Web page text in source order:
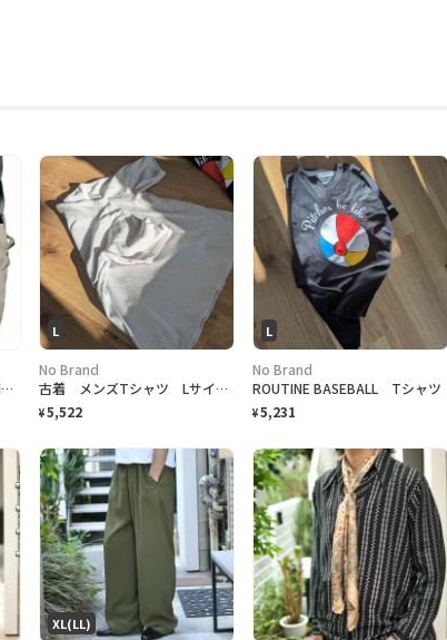
【極上】 美品 希少 CAMBIO カンビオRAラインクロスバックオーバーオールL
L
No Brand
古着 メンズTシャツ Lサイズ相当
¥5,522
L
No Brand
ROUTINE BASEBALL Tシャツ
¥5,231
XL(LL)